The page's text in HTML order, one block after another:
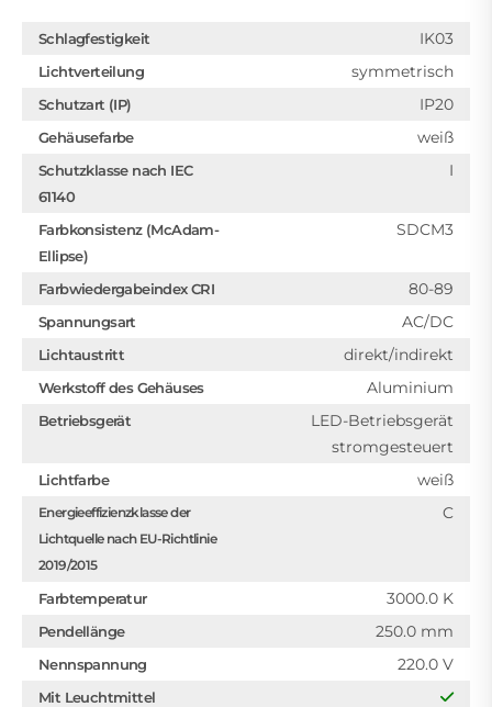
Schlagfestigkeit IK03
Lichtverteilung symmetrisch
Schutzart (IP) IP20
Gehäusefarbe weiß
Schutzklasse nach IEC
61140
I
Farbkonsistenz (McAdam-
Ellipse)
SDCM3
Farbwiedergabeindex CRI 80-89
Spannungsart AC/DC
Lichtaustritt direkt/indirekt
Werkstoff des Gehäuses Aluminium
Betriebsgerät
LED-Betriebsgerät
stromgesteuert
Lichtfarbe weiß
Energieeffizienzklasse der
Lichtquelle nach EU-Richtlinie
2019/2015
C
Farbtemperatur 3000.0 K
Pendellänge 250.0 mm
Nennspannung 220.0 V
Mit Leuchtmittel